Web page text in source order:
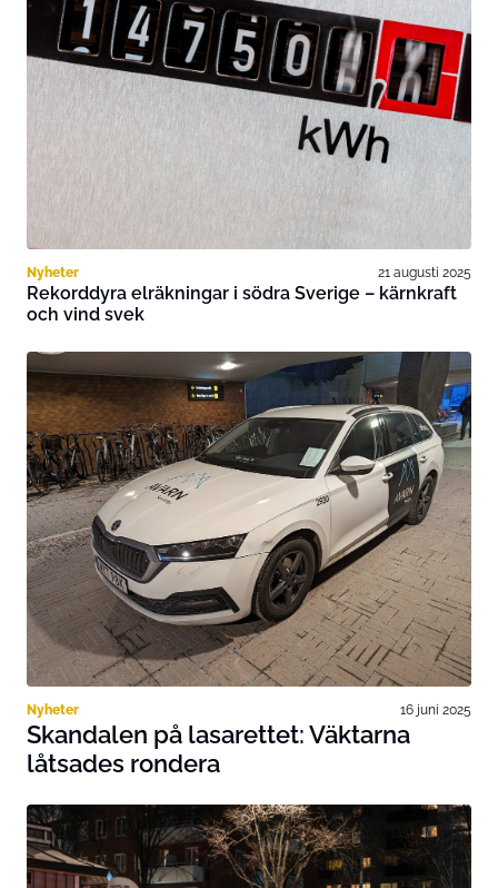
Nyheter 21 augusti 2025
Rekorddyra elräkningar i södra Sverige – kärnkraft
och vind svek
Nyheter 16 juni 2025
Skandalen på lasarettet: Väktarna
låtsades rondera